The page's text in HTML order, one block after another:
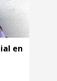
en